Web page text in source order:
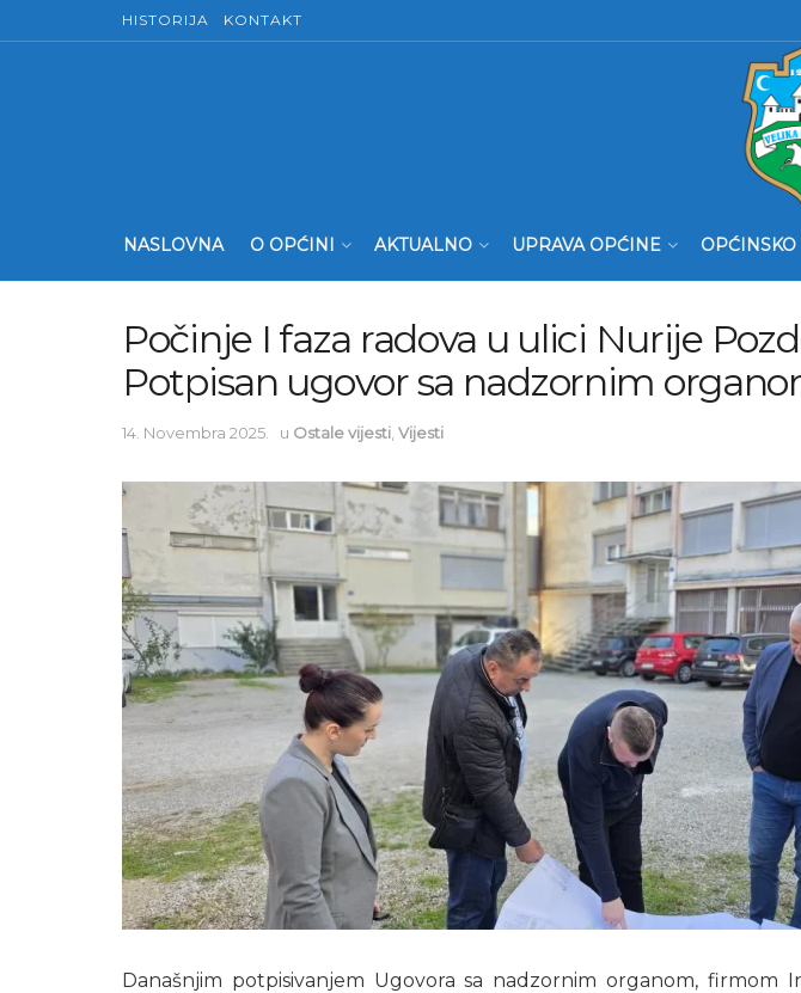
HISTORIJA KONTAKT
NASLOVNA O OPĆINI AKTUALNO UPRAVA OPĆINE OPĆINSKO
Počinje I faza radova u ulici Nurije
Potpisan ugovor sa nadzornim
14. Novembra 2025. u Ostale vijesti Vijesti
Današnjim potpisivanjem Ugovora sa nadzornim organom, firmom